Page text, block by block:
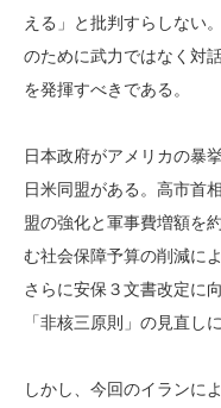
える」と批判すらしない
のために武力ではなく対
を発揮すべきである。
日本政府がアメリカの暴
日米同盟がある。高市首
盟の強化と軍事費増額を
む社会保障予算の削減に
さらに安保３文書改定に
「非核三原則」の見直し
しかし、今回のイランに